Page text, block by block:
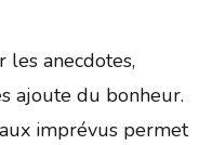
les anecdotes,
ajoute du bonheur.
imprévus permet